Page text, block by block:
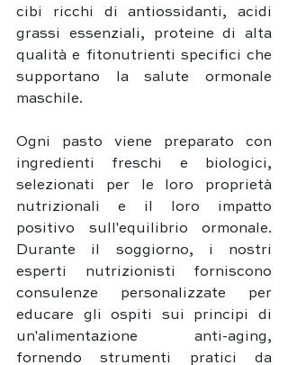
cibi ricchi di antiossidanti, acidi
grassi essenziali, proteine di alta
qualità e fitonutrienti specifici che
supportano la salute ormonale
maschile.
Ogni pasto viene preparato con
ingredienti freschi e biologici,
selezionati per le loro proprietà
nutrizionali e il loro impatto
positivo sull'equilibrio ormonale.
Durante il soggiorno, i nostri
esperti nutrizionisti forniscono
consulenze personalizzate per
educare gli ospiti sui principi di
un'alimentazione anti-aging,
fornendo strumenti pratici da